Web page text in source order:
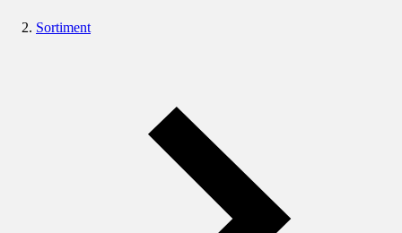
Sortiment